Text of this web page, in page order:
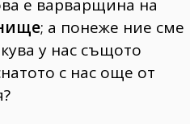
е варварщина на
; а понеже ние сме
у нас същото
с нас още от